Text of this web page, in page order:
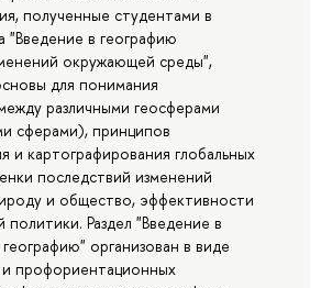
полученные студентами в
"Введение в географию
окружающей среды",
для понимания
различными геосферами
сферами), принципов
и картографирования глобальных
последствий изменений
и общество, эффективности
политики. Раздел "Введение в
организован в виде
и профориентационных